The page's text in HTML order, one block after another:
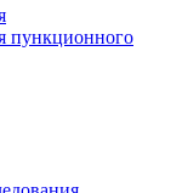
пункционного